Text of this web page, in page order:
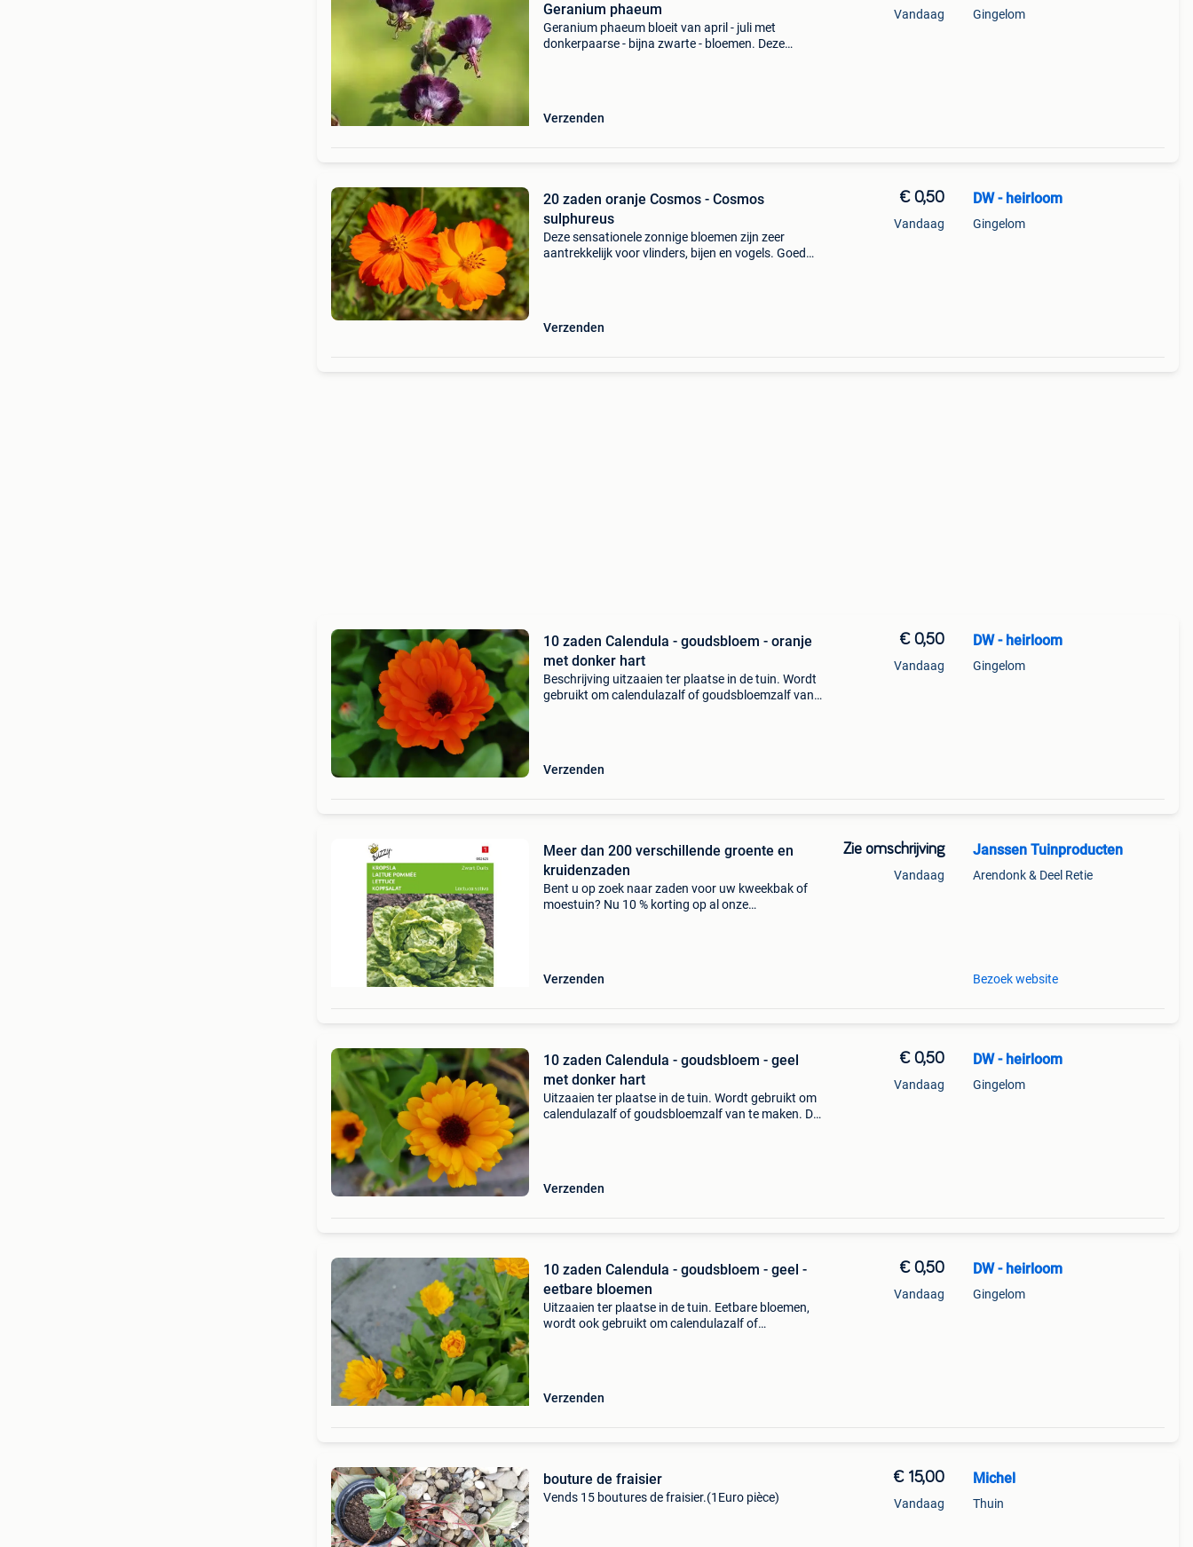
Geranium phaeum
Geranium phaeum bloeit van april - juli met
donkerpaarse - bijna zwarte - bloemen. Deze
Verzenden
Vandaag Gingelom
20 zaden oranje Cosmos - Cosmos
sulphureus
Deze sensationele zonnige bloemen zijn zeer
aantrekkelijk voor vlinders, bijen en vogels. Goed
Verzenden
€ 0,50
Vandaag
DW - heirloom
Gingelom
10 zaden Calendula - goudsbloem - oranje
met donker hart
Beschrijving uitzaaien ter plaatse in de tuin. Wordt
gebruikt om calendulazalf of goudsbloemzalf van
Verzenden
€ 0,50
Vandaag
DW - heirloom
Gingelom
Meer dan 200 verschillende groente en
kruidenzaden
Bent u op zoek naar zaden voor uw kweekbak of
moestuin? Nu 10 % korting op al onze
Verzenden
Zie omschrijving
Vandaag
Janssen Tuinproducten
Arendonk & Deel Retie
Bezoek website
10 zaden Calendula - goudsbloem - geel
met donker hart
Uitzaaien ter plaatse in de tuin. Wordt gebruikt om
calendulazalf of goudsbloemzalf van te maken. De
Verzenden
€ 0,50
Vandaag
DW - heirloom
Gingelom
10 zaden Calendula - goudsbloem - geel -
eetbare bloemen
Uitzaaien ter plaatse in de tuin. Eetbare bloemen,
wordt ook gebruikt om calendulazalf of
Verzenden
€ 0,50
Vandaag
DW - heirloom
Gingelom
bouture de fraisier
Vends 15 boutures de fraisier.(1Euro pièce)
€ 15,00
Vandaag
Michel
Thuin